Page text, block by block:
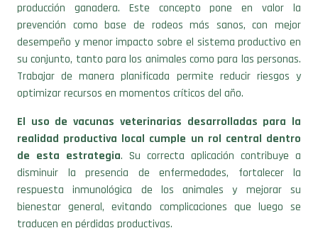
producción ganadera. Este concepto pone en valor la
prevención como base de rodeos más sanos, con mejor
desempeño y menor impacto sobre el sistema productivo en
su conjunto, tanto para los animales como para las personas.
Trabajar de manera planificada permite reducir riesgos y
optimizar recursos en momentos críticos del año.
El uso de vacunas veterinarias desarrolladas para la
realidad productiva local cumple un rol central dentro
de esta estrategia. Su correcta aplicación contribuye a
disminuir la presencia de enfermedades, fortalecer la
respuesta inmunológica de los animales y mejorar su
bienestar general, evitando complicaciones que luego se
traducen en pérdidas productivas.